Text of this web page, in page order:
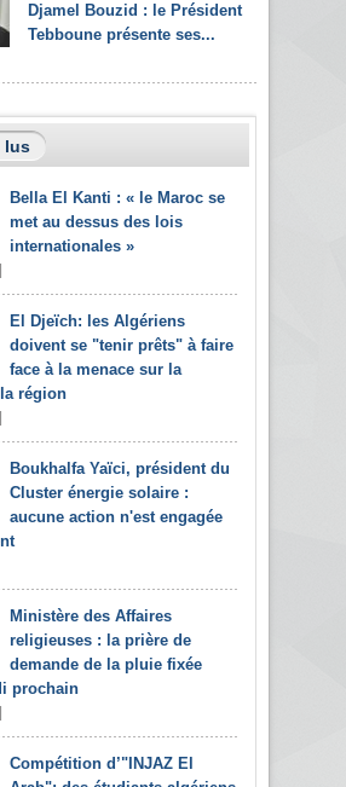
Djamel Bouzid : le Président
Tebboune présente ses...
lus
Bella El Kanti : « le Maroc se
met au dessus des lois
internationales »
El Djeïch: les Algériens
doivent se "tenir prêts" à faire
face à la menace sur la
région
Boukhalfa Yaïci, président du
Cluster énergie solaire :
aucune action n'est engagée
Ministère des Affaires
religieuses : la prière de
demande de la pluie fixée
prochain
Compétition d’"INJAZ El